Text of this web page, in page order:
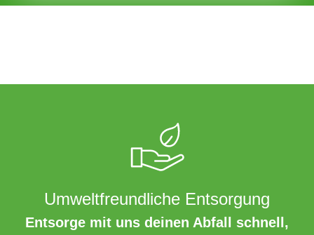
Umweltfreundliche Entsorgung
Entsorge mit uns deinen Abfall schnell,